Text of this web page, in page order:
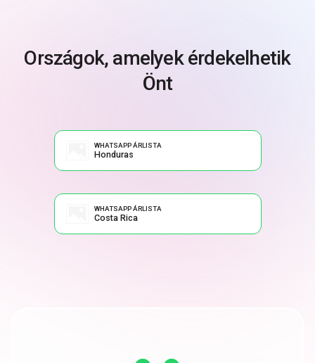
Országok, amelyek érdekelhetik
Önt
WHATSAPP ÁRLISTA
Honduras
WHATSAPP ÁRLISTA
Costa Rica